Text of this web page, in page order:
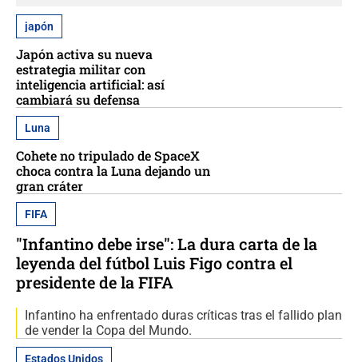
japón
Japón activa su nueva
estrategia militar con
inteligencia artificial: así
cambiará su defensa
Luna
Cohete no tripulado de SpaceX
choca contra la Luna dejando un
gran cráter
FIFA
"Infantino debe irse": La dura carta de la
leyenda del fútbol Luis Figo contra el
presidente de la FIFA
Infantino ha enfrentado duras críticas tras el fallido plan
de vender la Copa del Mundo.
Estados Unidos